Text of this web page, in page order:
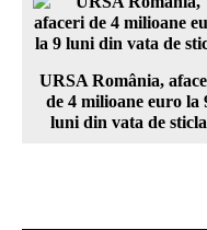
URSA România,
de 4 milioane euro la
luni din vata de sticla